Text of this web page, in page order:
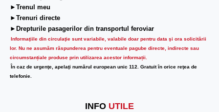
►Trenul meu
►Trenuri directe
►Drepturile pasagerilor din transportul feroviar
Informaţiile din circulaţie sunt variabile, valabile doar pentru data şi ora solicitării
lor. Nu ne asumăm răspunderea pentru eventuale pagube directe, indirecte sau
circumstanțiale produse prin utilizarea acestor informații.
În caz de urgenţe, apelaţi numărul european unic 112. Gratuit în orice reţea de
telefonie.
INFO UTILE